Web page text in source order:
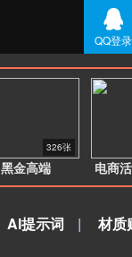

QQ登录
黑金高端
326张
电商
AI提示词 | 材质